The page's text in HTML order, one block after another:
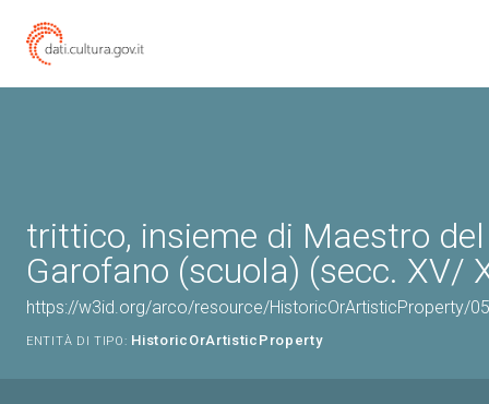
trittico, insieme di Maestro
Garofano (scuola) (secc. XV/
https://w3id.org/arco/resource/HistoricOrArtisticProperty/
ENTITÀ DI TIPO: HistoricOrArtisticProperty